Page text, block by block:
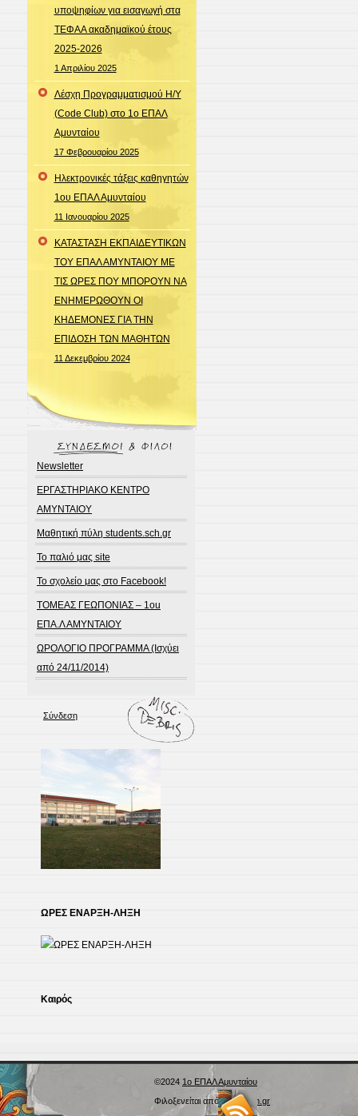
υποψηφίων για εισαγωγή στα
ΤΕΦΑΑ ακαδημαϊκού έτους
2025-2026
1 Απριλίου 2025
Λέσχη Προγραμματισμού Η/Υ
(Code Club) στο 1ο ΕΠΑΛ
Αμυνταίου
17 Φεβρουαρίου 2025
Ηλεκτρονικές τάξεις καθηγητών
1ου ΕΠΑΛ Αμυνταίου
11 Ιανουαρίου 2025
ΚΑΤΑΣΤΑΣΗ ΕΚΠΑΙΔΕΥΤΙΚΩΝ
ΤΟΥ ΕΠΑΛ ΑΜΥΝΤΑΙΟΥ ΜΕ
ΤΙΣ ΩΡΕΣ ΠΟΥ ΜΠΟΡΟΥΝ ΝΑ
ΕΝΗΜΕΡΩΘΟΥΝ ΟΙ
ΚΗΔΕΜΟΝΕΣ ΓΙΑ ΤΗΝ
ΕΠΙΔΟΣΗ ΤΩΝ ΜΑΘΗΤΩΝ
11 Δεκεμβρίου 2024
Newsletter
ΕΡΓΑΣΤΗΡΙΑΚΟ ΚΕΝΤΡΟ
ΑΜΥΝΤΑΙΟΥ
Μαθητική πύλη students.sch.gr
Το παλιό μας site
Το σχολείο μας στο Facebook!
ΤΟΜΕΑΣ ΓΕΩΠΟΝΙΑΣ – 1ou
ΕΠΑ.Λ ΑΜΥΝΤΑΙΟΥ
ΩΡΟΛΟΓΙΟ ΠΡΟΓΡΑΜΜΑ (Ισχύει
από 24/11/2014)
Σύνδεση
ΩΡΕΣ ΕΝΑΡΞΗ-ΛΗΞΗ
Kαιρός
©2024 1ο ΕΠΑΛ Αμυνταίου
Φιλοξενείται απόBlogs.sch.gr